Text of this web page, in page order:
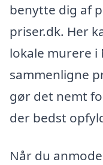
benytte dig af
priser.dk. Her
lokale murere i
sammenligne
gør det nemt
der bedst
Når du